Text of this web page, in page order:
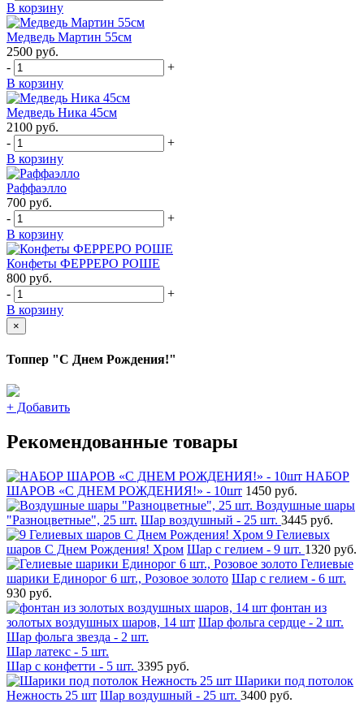
В корзину
Медведь Мартин 55см
2500 руб.
-
+
В корзину
Медведь Ника 45см
2100 руб.
-
+
В корзину
Раффаэлло
700 руб.
-
+
В корзину
Конфеты ФЕРРЕРО РОШЕ
800 руб.
-
+
В корзину
×
Топпер "С Днем Рождения!"
+ Добавить
Рекомендованные товары
НАБОР
ШАРОВ «С ДНЕМ РОЖДЕНИЯ!» - 10шт 1450 руб.
Воздушные шары
"Разноцветные", 25 шт. Шар воздушный - 25 шт. 3445 руб.
9 Гелиевых
шаров С Днем Рождения! Хром Шар с гелием - 9 шт. 1320 руб.
Гелиевые
шарики Единорог 6 шт., Розовое золото Шар с гелием - 6 шт.
930 руб.
фонтан из
золотых воздушных шаров, 14 шт Шар фольга сердце - 2 шт.
Шар фольга звезда - 2 шт.
Шар латекс - 5 шт.
Шар с конфетти - 5 шт. 3395 руб.
Шарики под потолок
Нежность 25 шт Шар воздушный - 25 шт. 3400 руб.